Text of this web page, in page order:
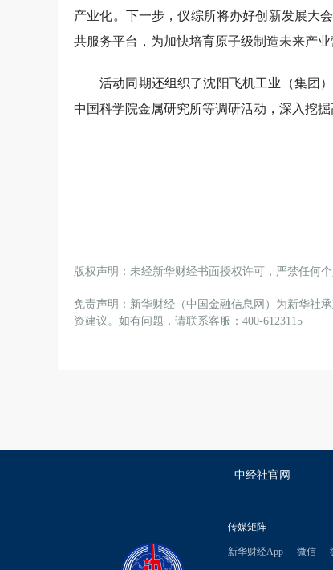
产业化。下一步，仪综所将办好创新发展大
共服务平台，为加快培育原子级制造未来产业
活动同期还组织了沈阳飞机工业（集团
中国科学院金属研究所等调研活动，深入挖
版权声明：未经新华财经书面授权许可，严禁任何
免责声明：新华财经（中国金融信息网）为新华社
资建议。如有问题，请联系客服：400-6123115
中经社官网
传媒矩阵
新华财经App 微信